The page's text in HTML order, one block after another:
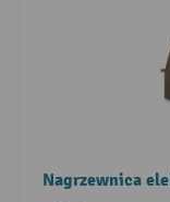
Nagrzewnica